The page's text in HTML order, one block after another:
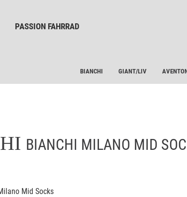
PASSION FAHRRAD
BIANCHI GIANT/LIV
BIANCHI MILANO MID